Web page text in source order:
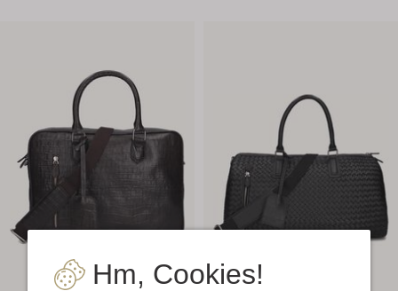
Hm, Cookies!